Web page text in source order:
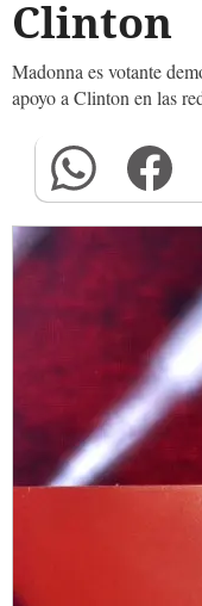
Clinton
Madonna es votante
apoyo a Clinton en las